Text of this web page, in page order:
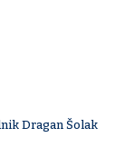
Dragan Šolak